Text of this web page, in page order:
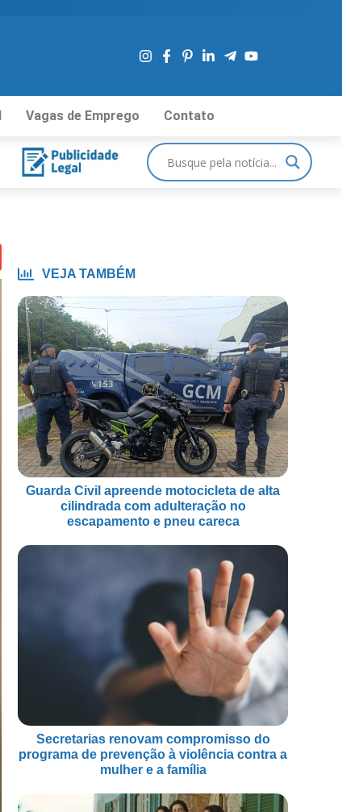
Vagas de Emprego Contato
VEJA TAMBÉM
Guarda Civil apreende motocicleta de alta
cilindrada com adulteração no
escapamento e pneu careca
Secretarias renovam compromisso do
programa de prevenção à violência contra a
mulher e a família